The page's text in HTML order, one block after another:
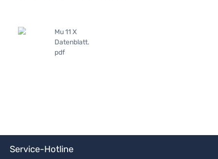
Mu 11 X
Datenblatt.
pdf
Service-Hotline